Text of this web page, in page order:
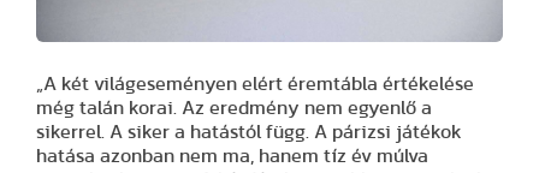
„A két világeseményen elért éremtábla értékelése
még talán korai. Az eredmény nem egyenlő a
sikerrel. A siker a hatástól függ. A párizsi játékok
hatása azonban nem ma, hanem tíz év múlva